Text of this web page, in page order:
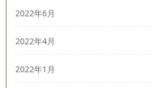
2022年6月
2022年4月
2022年1月